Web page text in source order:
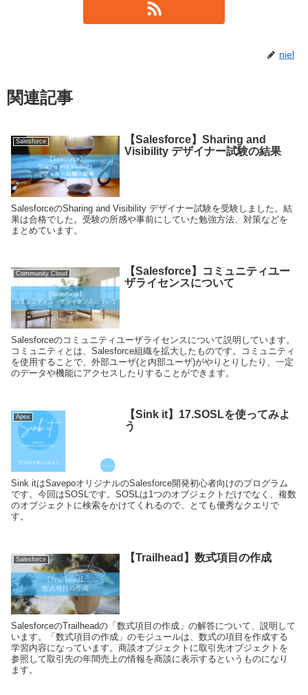
niel
関連記事
Salesforce
【Salesforce】Sharing and
Visibility デザイナー試験の結果
SalesforceのSharing and Visibility デザイナー試験を受験しました。結
果は合格でした。受験の所感や事前にしていた勉強方法、対策などを
まとめています。
Community Cloud
【Salesforce】コミュニティユー
ザライセンスについて
Salesforceのコミュニティユーザライセンスについて説明しています。
コミュニティとは、Salesforce組織を拡大したものです。コミュニティ
を使用することで、外部ユーザ(と内部ユーザ)がやりとりしたり、一定
のデータや機能にアクセスしたりすることができます。
Apex
【Sink it】17.SOSLを使ってみよ
う
Sink itはSavepoオリジナルのSalesforce開発初心者向けのプログラム
です。今回はSOSLです。SOSLは1つのオブジェクトだけでなく、複数
のオブジェクトに検索をかけてくれるので、とても優秀なクエリで
す。
Salesforce 【Trailhead】数式項目の作成
SalesforceのTrailheadの「数式項目の作成」の解答について、説明して
います。「数式項目の作成」のモジュールは、数式の項目を作成する
学習内容になっています。商談オブジェクトに取引先オブジェクトを
参照して取引先の年間売上の情報を商談に表示するというものになり
ます。